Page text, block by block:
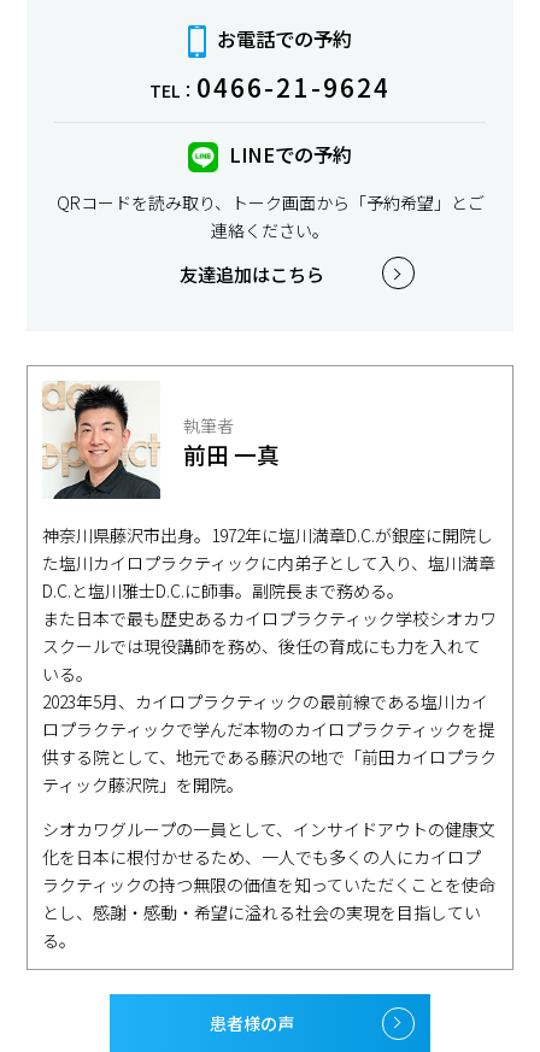
お電話での予約
TEL： 0466-21-9624
LINEでの予約
QRコードを読み取り、トーク画面から「予約希望」とご
連絡ください。
友達追加はこちら
執筆者
前田 一真
神奈川県藤沢市出身。1972年に塩川満章D.C.が銀座に開院し
た塩川カイロプラクティックに内弟子として入り、塩川満章
D.C.と塩川雅士D.C.に師事。副院長まで務める。
また日本で最も歴史あるカイロプラクティック学校シオカワ
スクールでは現役講師を務め、後任の育成にも力を入れて
いる。
2023年5月、カイロプラクティックの最前線である塩川カイ
ロプラクティックで学んだ本物のカイロプラクティックを提
供する院として、地元である藤沢の地で「前田カイロプラク
ティック藤沢院」を開院。
シオカワグループの一員として、インサイドアウトの健康文
化を日本に根付かせるため、一人でも多くの人にカイロプ
ラクティックの持つ無限の価値を知っていただくことを使命
とし、感謝・感動・希望に溢れる社会の実現を目指してい
る。
患者様の声